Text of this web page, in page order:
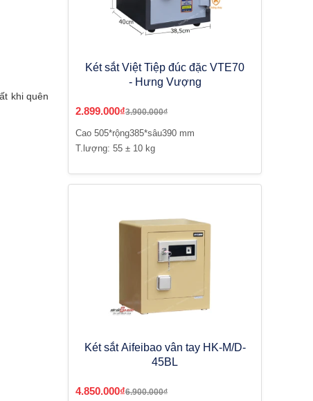
khi quên
Két sắt Việt Tiệp đúc đặc VTE70
- Hưng Vượng
2.899.000₫3.900.000₫
Cao 505*rộng385*sâu390 mm
T.lượng: 55 ± 10 kg
Két sắt Aifeibao vân tay HK-M/D-
45BL
4.850.000₫6.900.000₫